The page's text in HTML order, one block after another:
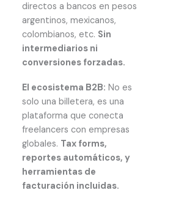
directos a bancos en pesos
argentinos, mexicanos,
colombianos, etc. Sin
intermediarios ni
conversiones forzadas.
El ecosistema B2B: No es
solo una billetera, es una
plataforma que conecta
freelancers con empresas
globales. Tax forms,
reportes automáticos, y
herramientas de
facturación incluidas.